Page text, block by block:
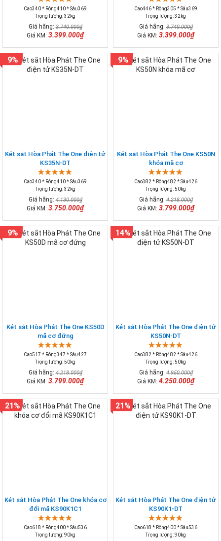
Cao340 * Rộng410 * Sâu369
Trọng lượng: 32kg
Giá hãng:3.740.000₫
Giá KM: 3.399.000₫
Cao446 * Rộng305 * Sâu369
Trọng lượng: 32kg
Giá hãng:3.740.000₫
Giá KM: 3.399.000₫
Két sắt Hòa Phát The One điện tử
KS35N-DT
Cao340 * Rộng410 * Sâu369
Trọng lượng: 32kg
Giá hãng:4.130.000₫
Giá KM: 3.750.000₫
9%
Két sắt Hòa Phát The One KS50N
khóa mã cơ
Cao382 * Rộng482 * Sâu426
Trọng lượng: 50kg
Giá hãng:4.218.000₫
Giá KM: 3.799.000₫
9%
Két sắt Hòa Phát The One KS50D
mã cơ đứng
Cao517 * Rộng347 * Sâu427
Trọng lượng: 50kg
Giá hãng:4.218.000₫
Giá KM: 3.799.000₫
9%
Két sắt Hòa Phát The One điện tử
KS50N-DT
Cao382 * Rộng482 * Sâu426
Trọng lượng: 50kg
Giá hãng:4.950.000₫
Giá KM: 4.250.000₫
14%
Két sắt Hòa Phát The One khóa cơ
đổi mã KS90K1C1
Cao618 * Rộng400 * Sâu536
Trọng lượng: 90kg
21%
Két sắt Hòa Phát The One điện tử
KS90K1-DT
Cao618 * Rộng400 * Sâu536
Trọng lượng: 90kg
21%